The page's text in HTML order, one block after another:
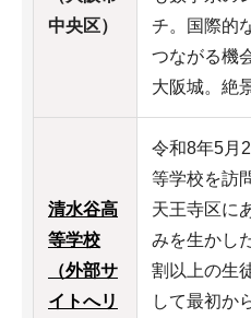
中央区）
チ。国際的
つながる機
大阪城。絶
清水谷高
等学校
（外部サ
イトへリ
令和8年5月
等学校を訪
天王寺区に
みを生かし
割以上の生
して最初か